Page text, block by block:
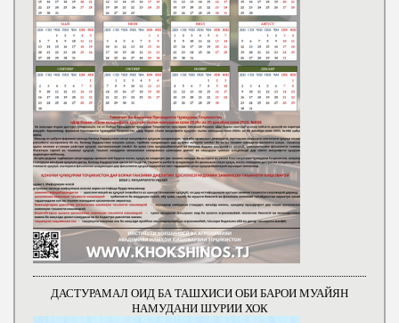
ДАСТУРАМАЛ ОИД БА ТАШХИСИ ОБИ БАРОИ МУАЙЯН
НАМУДАНИ ШУРИИ ХОК